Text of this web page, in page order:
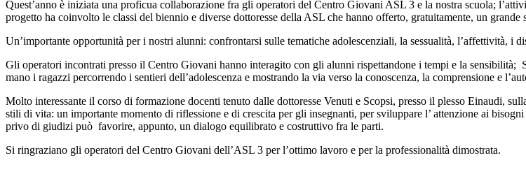
Quest’anno è iniziata una proficua collaborazione fra gli operatori del Centro Giovani ASL 3 e la nostra scuola;
progetto ha coinvolto le classi del biennio e diverse dottoresse della ASL che hanno offerto, gratuitamente, un grande
Un’importante opportunità per i nostri alunni: confrontarsi sulle tematiche adolescenziali, la sessualità, l’affettività, i
Gli operatori incontrati presso il Centro Giovani hanno interagito con gli alunni rispettandone i tempi e la sensibilità;
mano i ragazzi percorrendo i sentieri dell’adolescenza e mostrando la via verso la conoscenza, la comprensione e
Molto interessante il corso di formazione docenti tenuto dalle dottoresse Venuti e Scopsi, presso il plesso Einaudi,
stili di vita: un importante momento di riflessione e di crescita per gli insegnanti, per sviluppare l’ attenzione ai
privo di giudizi può favorire, appunto, un dialogo equilibrato e costruttivo fra le parti.
Si ringraziano gli operatori del Centro Giovani dell’ASL 3 per l’ottimo lavoro e per la professionalità dimostrata.